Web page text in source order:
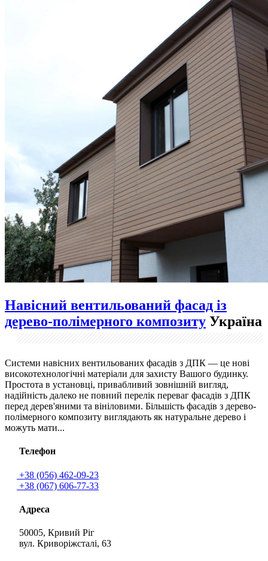
Навісний вентильований фасад із
дерево-полімерного композиту Україна
Системи навісних вентильованих фасадів з ДПК — це нові
високотехнологічні матеріали для захисту Вашого будинку.
Простота в установці, привабливий зовнішній вигляд,
надійність далеко не повний перелік переваг фасадів з ДПК
перед дерев'яними та вініловими. Більшість фасадів з дерево-
полімерного композиту виглядають як натуральне дерево і
можуть мати...
Телефон
+38 (056) 462-09-23
+38 (067) 606-77-33
Адреса
50005, Кривий Ріг
вул. Криворіжсталі, 63